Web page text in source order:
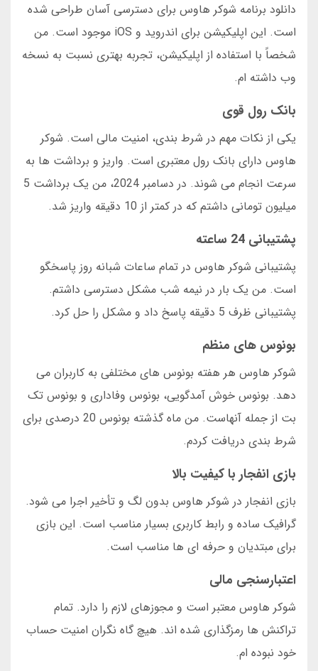
دانلود برنامه شوکر هاوس برای دسترسی آسان طراحی شده
است. این اپلیکیشن برای اندروید و iOS موجود است. من
شخصاً با استفاده از اپلیکیشن، تجربه بهتری نسبت به نسخه
وب داشته ام.
بانک رول قوی
یکی از نکات مهم در شرط بندی، امنیت مالی است. شوکر
هاوس دارای بانک رول معتبری است. واریز و برداشت ها به
سرعت انجام می شوند. در دسامبر 2024، من یک برداشت 5
میلیون تومانی داشتم که در کمتر از 10 دقیقه واریز شد.
پشتیبانی 24 ساعته
پشتیبانی شوکر هاوس در تمام ساعات شبانه روز پاسخگو
است. من یک بار در نیمه شب مشکل دسترسی داشتم.
پشتیبانی ظرف 5 دقیقه پاسخ داد و مشکل را حل کرد.
بونوس های منظم
شوکر هاوس هر هفته بونوس های مختلفی به کاربران می
دهد. بونوس خوش آمدگویی، بونوس وفاداری و بونوس تک
بت از جمله آنهاست. من ماه گذشته بونوس 20 درصدی برای
شرط بندی دریافت کردم.
بازی انفجار با کیفیت بالا
بازی انفجار در شوکر هاوس بدون لگ و تأخیر اجرا می شود.
گرافیک ساده و رابط کاربری بسیار مناسب است. این بازی
برای مبتدیان و حرفه ای ها مناسب است.
اعتبارسنجی مالی
شوکر هاوس معتبر است و مجوزهای لازم را دارد. تمام
تراکنش ها رمزگذاری شده اند. هیچ گاه نگران امنیت حساب
خود نبوده ام.